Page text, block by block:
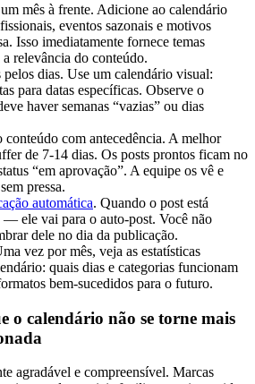
mês à frente. Adicione ao calendário
eventos sazonais e motivos
Isso imediatamente fornece temas
relevância do conteúdo.
dias. Use um calendário visual:
para datas específicas. Observe o
haver semanas “vazias” ou dias
conteúdo com antecedência. A melhor
de 7-14 dias. Os posts prontos ficam no
“em aprovação”. A equipe os vê e
pressa.
automática. Quando o post está
— ele vai para o auto-post. Você não
dele no dia da publicação.
vez por mês, veja as estatísticas
quais dias e categorias funcionam
bem-sucedidos para o futuro.
o calendário não se torne mais
agradável e compreensível. Marcas